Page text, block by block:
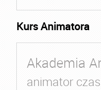
Kurs Animatora
Akademia
animator